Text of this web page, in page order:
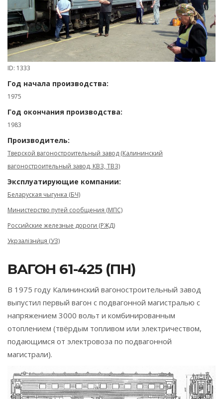
ID: 1333
Год начала производства:
1975
Год окончания производства:
1983
Производитель:
Тверской вагоностроительный завод (Калининский
вагоностроительный завод, КВЗ, ТВЗ)
Эксплуатирующие компании:
Беларуская чыгунка (БЧ)
Министерство путей сообщения (МПС)
Российские железные дороги (РЖД)
Укрзалізни́ця (УЗ)
ВАГОН 61-425 (ПН)
В 1975 году Калининский вагоностроительный завод
выпустил первый вагон с подвагонной магистралью с
напряжением 3000 вольт и комбинированным
отоплением (твёрдым топливом или электричеством,
подающимся от электровоза по подвагонной
магистрали).